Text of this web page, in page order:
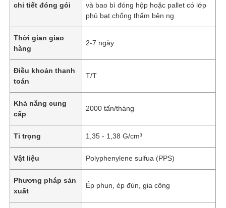
chi tiết đóng gói
và bao bì đóng hộp hoặc pallet có lớp
phủ bạt chống thấm bên ng
Thời gian giao
hàng
2-7 ngày
Điều khoản thanh
toán
T/T
Khả năng cung
cấp
2000 tấn/tháng
Tỉ trọng 1,35 - 1,38 G/cm³
Vật liệu Polyphenylene sulfua (PPS)
Phương pháp sản
xuất
Ép phun, ép đùn, gia công